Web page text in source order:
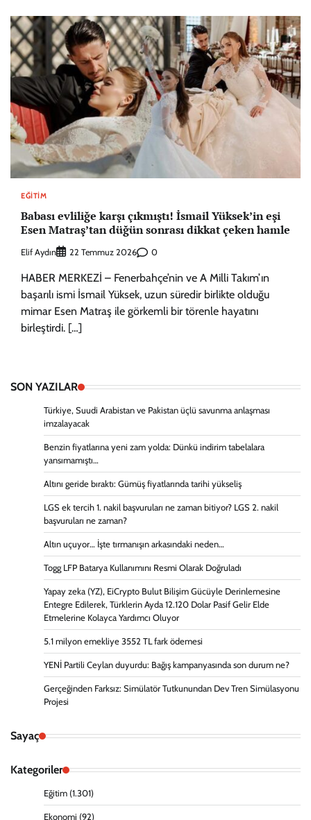
EĞITIM
Babası evliliğe karşı çıkmıştı! İsmail Yüksek’in eşi
Esen Matraş’tan düğün sonrası dikkat çeken hamle
Elif Aydın 22 Temmuz 2026 0
HABER MERKEZİ – Fenerbahçe’nin ve A Milli Takım’ın
başarılı ismi İsmail Yüksek, uzun süredir birlikte olduğu
mimar Esen Matraş ile görkemli bir törenle hayatını
birleştirdi. […]
SON YAZILAR
Türkiye, Suudi Arabistan ve Pakistan üçlü savunma anlaşması
imzalayacak
Benzin fiyatlarına yeni zam yolda: Dünkü indirim tabelalara
yansımamıştı…
Altını geride bıraktı: Gümüş fiyatlarında tarihi yükseliş
LGS ek tercih 1. nakil başvuruları ne zaman bitiyor? LGS 2. nakil
başvuruları ne zaman?
Altın uçuyor… İşte tırmanışın arkasındaki neden…
Togg LFP Batarya Kullanımını Resmi Olarak Doğruladı
Yapay zeka (YZ), EiCrypto Bulut Bilişim Gücüyle Derinlemesine
Entegre Edilerek, Türklerin Ayda 12.120 Dolar Pasif Gelir Elde
Etmelerine Kolayca Yardımcı Oluyor
5.1 milyon emekliye 3552 TL fark ödemesi
YENİ Partili Ceylan duyurdu: Bağış kampanyasında son durum ne?
Gerçeğinden Farksız: Simülatör Tutkunundan Dev Tren Simülasyonu
Projesi
Sayaç
Kategoriler
Eğitim (1.301)
Ekonomi (92)